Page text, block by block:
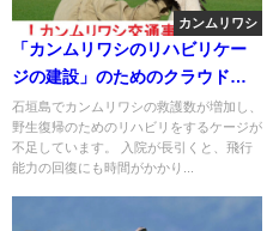
カンムリワシ
「カンムリワシのリハビリケー
ジの建設」のためのクラウドフ
ァンディングを開始しました。
石垣島でカンムリワシの救護数が増加し、
野生復帰のためのリハビリをするケージが
不足しています。 入院が長引くと、飛行
能力の回復にも時間がかかり...